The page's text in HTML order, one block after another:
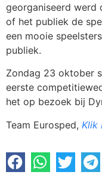
georganiseerd werd
of het publiek de
een mooie
publiek.
Zondag 23 oktober
eerste
het op bezoek bij
Team Eurosped, Klik